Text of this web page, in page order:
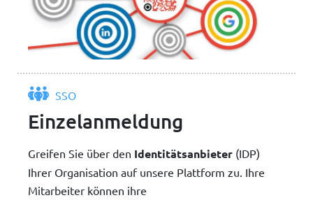
SSO
Einzelanmeldung
Greifen Sie über den Identitätsanbieter (IDP)
Ihrer Organisation auf unsere Plattform zu. Ihre
Mitarbeiter können ihre